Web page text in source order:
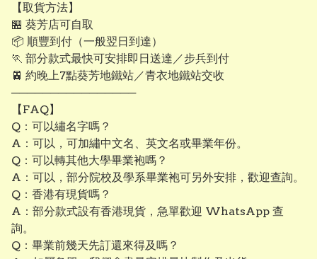
【取貨方法】
🏪 葵芳店可自取
📦 順豐到付（一般翌日到達）
🏃 部分款式最快可安排即日送達／步兵到付
🚈 約晚上7點葵芳地鐵站／青衣地鐵站交收
────────────────
【FAQ】
Q：可以繡名字嗎？
A：可以，可加繡中文名、英文名或畢業年份。
Q：可以轉其他大學畢業袍嗎？
A：可以，部分院校及學系畢業袍可另外安排，歡迎查詢。
Q：香港有現貨嗎？
A：部分款式設有香港現貨，急單歡迎 WhatsApp 查
詢。
Q：畢業前幾天先訂還來得及嗎？